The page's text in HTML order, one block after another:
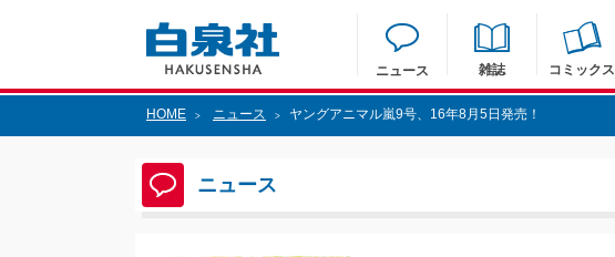
ニュース 雑誌 コミックス
HOME > ニュース > ヤングアニマル嵐9号、16年8月5日発売！
ニュース